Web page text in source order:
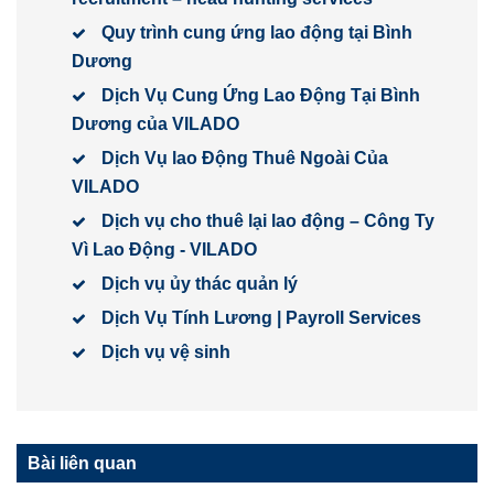
Quy trình cung ứng lao động tại Bình
Dương
Dịch Vụ Cung Ứng Lao Động Tại Bình
Dương của VILADO
Dịch Vụ lao Động Thuê Ngoài Của
VILADO
Dịch vụ cho thuê lại lao động – Công Ty
Vì Lao Động - VILADO
Dịch vụ ủy thác quản lý
Dịch Vụ Tính Lương | Payroll Services
Dịch vụ vệ sinh
Bài liên quan